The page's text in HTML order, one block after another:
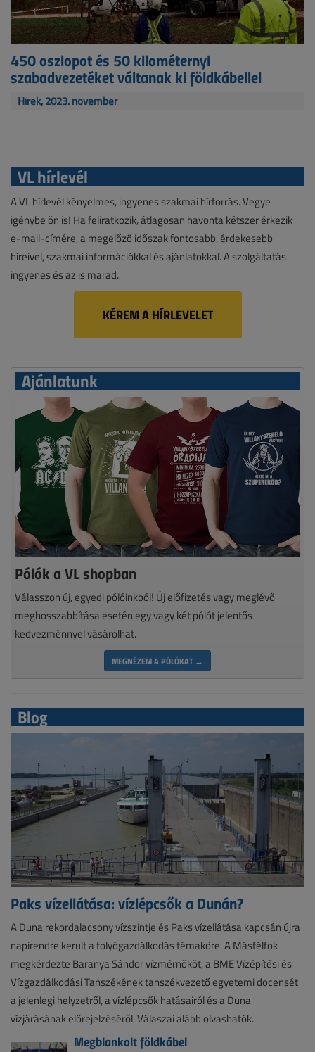
450 oszlopot és 50 kilométernyi
szabadvezetéket váltanak ki földkábellel
Hírek, 2023. november
VL hírlevél
A VL hírlevél kényelmes, ingyenes szakmai hírforrás. Vegye
igénybe ön is! Ha feliratkozik, átlagosan havonta kétszer érkezik
e-mail-címére, a megelőző időszak fontosabb, érdekesebb
híreivel, szakmai információkkal és ajánlatokkal. A szolgáltatás
ingyenes és az is marad.
KÉREM A HÍRLEVELET
Ajánlatunk
Pólók a VL shopban
Válasszon új, egyedi pólóinkból! Új előfizetés vagy meglévő
meghosszabbítása esetén egy vagy két pólót jelentős
kedvezménnyel vásárolhat.
MEGNÉZEM A PÓLÓKAT →
Blog
Paks vízellátása: vízlépcsők a Dunán?
A Duna rekordalacsony vízszintje és Paks vízellátása kapcsán újra
napirendre került a folyógazdálkodás témaköre. A Másfélfok
megkérdezte Baranya Sándor vízmérnököt, a BME Vízépítési és
Vízgazdálkodási Tanszékének tanszékvezető egyetemi docensét
a jelenlegi helyzetről, a vízlépcsők hatásairól és a Duna
vízjárásának előrejelzéséről. Válaszai alább olvashatók.
Megblankolt földkábel